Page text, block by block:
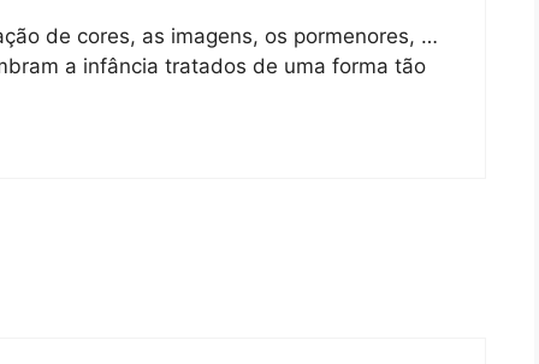
de cores, as imagens, os pormenores, …
a infância tratados de uma forma tão